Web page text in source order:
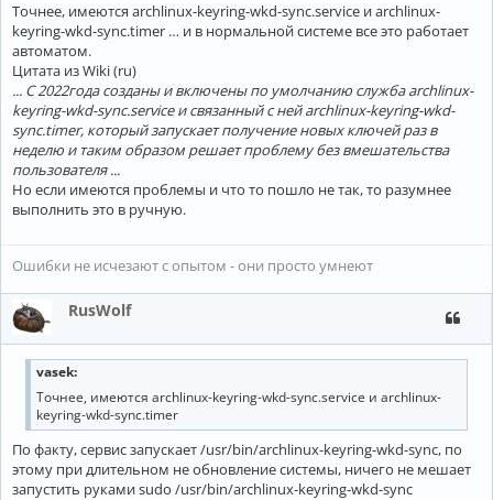
Точнее, имеются archlinux-keyring-wkd-sync.service и archlinux-
keyring-wkd-sync.timer … и в нормальной системе все это работает
автоматом.
Цитата из Wiki (ru)
... С 2022года созданы и включены по умолчанию служба archlinux-
keyring-wkd-sync.service и связанный с ней archlinux-keyring-wkd-
sync.timer, который запускает получение новых ключей раз в
неделю и таким образом решает проблему без вмешательства
пользователя ...
Но если имеются проблемы и что то пошло не так, то разумнее
выполнить это в ручную.
Ошибки не исчезают с опытом - они просто умнеют
RusWolf
vasek:
Точнее, имеются archlinux-keyring-wkd-sync.service и archlinux-
keyring-wkd-sync.timer
По факту, сервис запускает /usr/bin/archlinux-keyring-wkd-sync, по
этому при длительном не обновление системы, ничего не мешает
запустить руками sudo /usr/bin/archlinux-keyring-wkd-sync